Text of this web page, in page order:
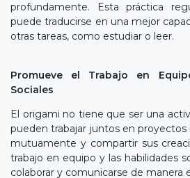
profundamente. Esta práctica
puede traducirse en una mejor
otras tareas, como estudiar o leer.
Promueve el Trabajo en
Sociales
El origami no tiene que ser una
pueden trabajar juntos en proyectos
mutuamente y compartir sus
trabajo en equipo y las habilidades
colaborar y comunicarse de manera